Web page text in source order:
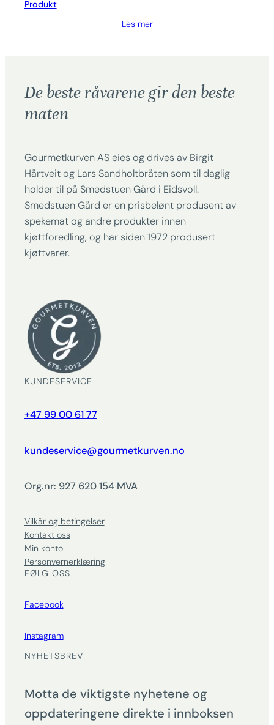
Produkt
Les mer
De beste råvarene gir den beste
maten
Gourmetkurven AS eies og drives av Birgit
Hårtveit og Lars Sandholtbråten som til daglig
holder til på Smedstuen Gård i Eidsvoll.
Smedstuen Gård er en prisbelønt produsent av
spekemat og andre produkter innen
kjøttforedling, og har siden 1972 produsert
kjøttvarer.
KUNDESERVICE
+47 99 00 61 77
kundeservice@gourmetkurven.no
Org.nr: 927 620 154 MVA
Vilkår og betingelser
Kontakt oss
Min konto
Personvernerklæring
FØLG OSS
Facebook
Instagram
NYHETSBREV
Motta de viktigste nyhetene og
oppdateringene direkte i innboksen